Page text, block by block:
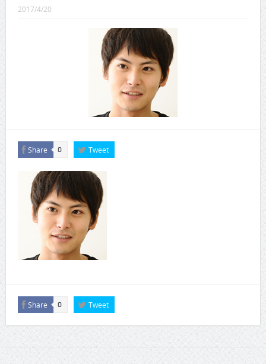
CINEMA×STYLE 287号
CINEMA×STYLE 286号
CINEMA×STYLE 285号
CINEMA×STYLE 294号
2017/4/20
Share 0 Tweet
Share 0 Tweet